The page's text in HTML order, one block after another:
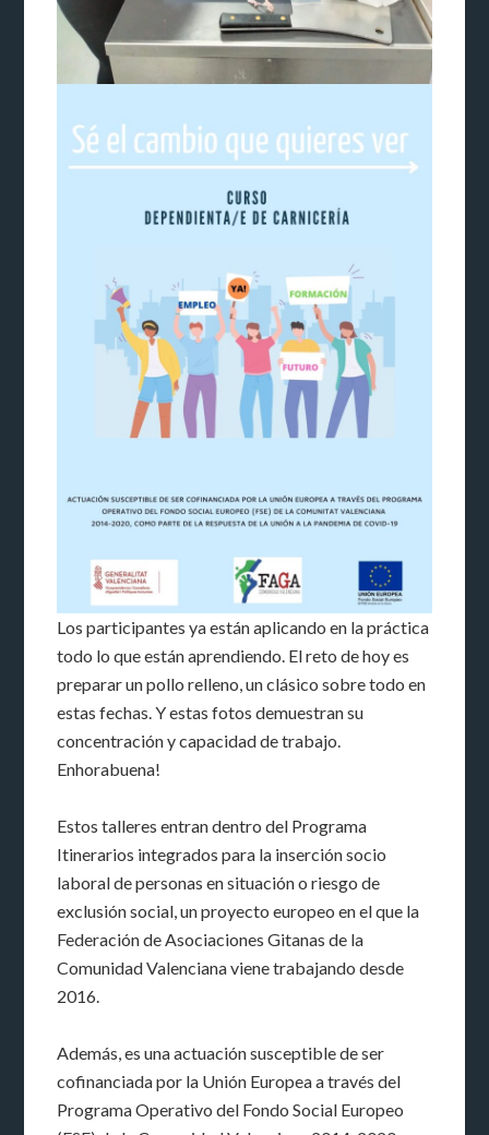
Los participantes ya están aplicando en la práctica
todo lo que están aprendiendo. El reto de hoy es
preparar un pollo relleno, un clásico sobre todo en
estas fechas. Y estas fotos demuestran su
concentración y capacidad de trabajo.
Enhorabuena!
Estos talleres entran dentro del Programa
Itinerarios integrados para la inserción socio
laboral de personas en situación o riesgo de
exclusión social, un proyecto europeo en el que la
Federación de Asociaciones Gitanas de la
Comunidad Valenciana viene trabajando desde
2016.
Además, es una actuación susceptible de ser
cofinanciada por la Unión Europea a través del
Programa Operativo del Fondo Social Europeo